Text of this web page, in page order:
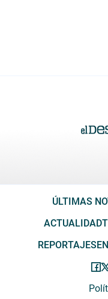
ÚLTIMAS
ACTUALIDAD
REPORTAJES